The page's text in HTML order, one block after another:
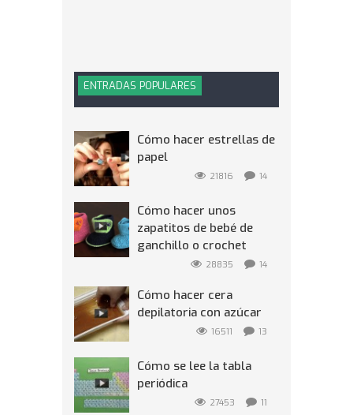
ENTRADAS POPULARES
Cómo hacer estrellas de
papel
21816 14
Cómo hacer unos
zapatitos de bebé de
ganchillo o crochet
28835 14
Cómo hacer cera
depilatoria con azúcar
16511 13
Cómo se lee la tabla
periódica
27453 11